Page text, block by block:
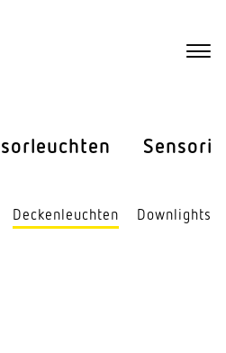
Sensorik
Decken­leuchten Down­lights